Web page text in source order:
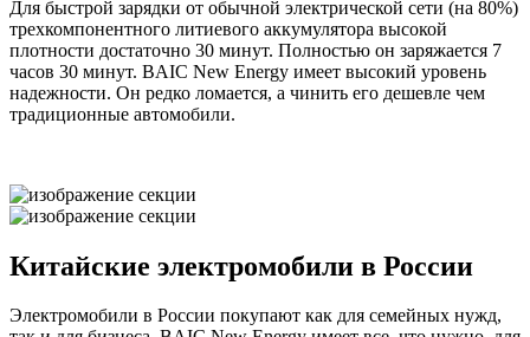
Для быстрой зарядки от обычной электрической сети (на 80%)
трехкомпонентного литиевого аккумулятора высокой
плотности достаточно 30 минут. Полностью он заряжается 7
часов 30 минут. BAIC New Energy имеет высокий уровень
надежности. Он редко ломается, а чинить его дешевле чем
традиционные автомобили.
Китайские электромобили в России
Электромобили в России покупают как для семейных нужд,